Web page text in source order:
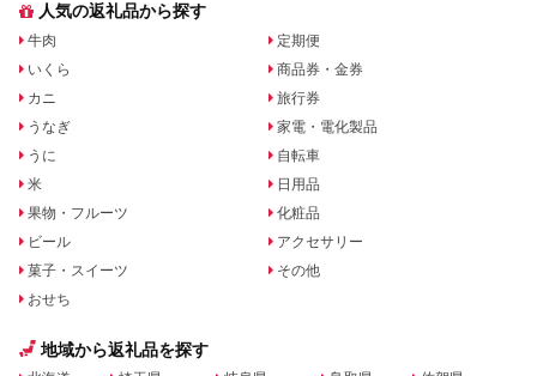
人気の返礼品から探す
牛肉
いくら
カニ
うなぎ
うに
米
果物・フルーツ
ビール
菓子・スイーツ
おせち
定期便
商品券・金券
旅行券
家電・電化製品
自転車
日用品
化粧品
アクセサリー
その他
地域から返礼品を探す